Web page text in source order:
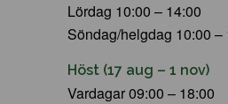
Lördag 10:00 – 14:00
Söndag/helgdag 10:00 –
Höst (17 aug – 1 nov)
Vardagar 09:00 – 18:00